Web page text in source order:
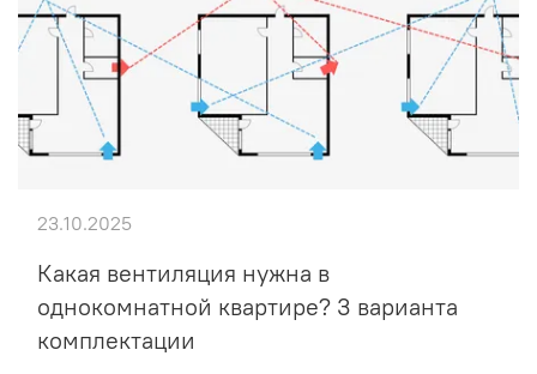
Какая вентиляция нужна в
однокомнатной квартире? 3 варианта
комплектации
23.10.2025